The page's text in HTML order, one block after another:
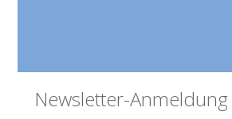
Seitenspalte
Newsletter-Anmeldung